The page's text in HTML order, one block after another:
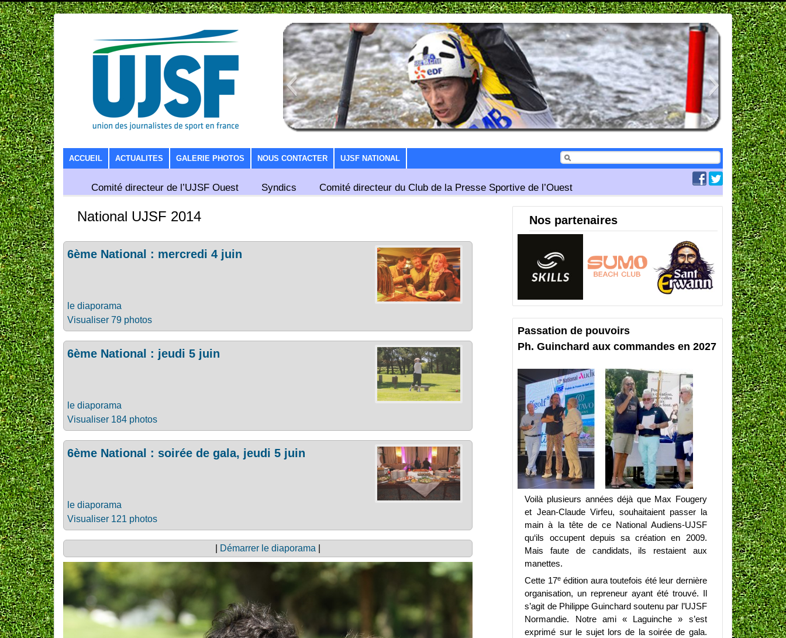
SKIP TO CONTENT
ACCUEIL ACTUALITES GALERIE PHOTOS NOUS CONTACTER UJSF NATIONAL
Comité directeur de l’UJSF Ouest Syndics Comité directeur du Club de la Presse Sportive de l’Ouest
National UJSF 2014
6ème National : mercredi 4 juin
le diaporama
Visualiser 79 photos
6ème National : jeudi 5 juin
le diaporama
Visualiser 184 photos
6ème National : soirée de gala, jeudi 5 juin
le diaporama
Visualiser 121 photos
Démarrer le diaporama
Nos partenaires
Passation de pouvoirs
Ph. Guinchard aux commandes en 2027
Voilà plusieurs années déjà que Max Fougery
et Jean-Claude Virfeu, souhaitaient passer la
main à la tête de ce National Audiens-UJSF
qu‘ils occupent depuis sa création en 2009.
Mais faute de candidats, ils restaient aux
manettes.
Cette 17eédition aura toutefois été leur dernière
organisation, un repreneur ayant été trouvé. Il
s’agit de Philippe Guinchard soutenu par l’UJSF
Normandie. Notre ami « Laguinche » s’est
exprimé sur le sujet lors de la soirée de gala.